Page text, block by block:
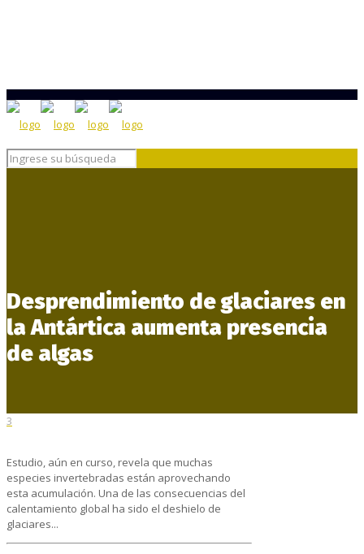
Desprendimiento de glaciares en
la Antártica aumenta presencia
de algas
3
Estudio, aún en curso, revela que muchas
especies invertebradas están aprovechando
esta acumulación. Una de las consecuencias del
calentamiento global ha sido el deshielo de
glaciares...